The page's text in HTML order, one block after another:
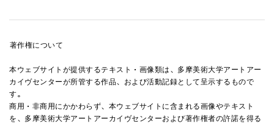
著作権について
本ウェブサイトが提供するテキスト・画像類は、多摩美術大学アートアー
カイヴセンターが所管する作品、および活動記録として呈示するもので
す。
商用・非商用にかかわらず、本ウェブサイトに含まれる画像やテキスト
を、多摩美術大学アートアーカイヴセンターおよび著作権者の許諾を得る